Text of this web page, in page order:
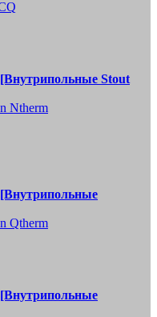
[Внутрипольные Stout
Ntherm
[Внутрипольные
Qtherm
[Внутрипольные